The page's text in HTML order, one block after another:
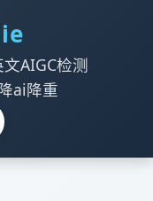
文AIGC检测
ai降重